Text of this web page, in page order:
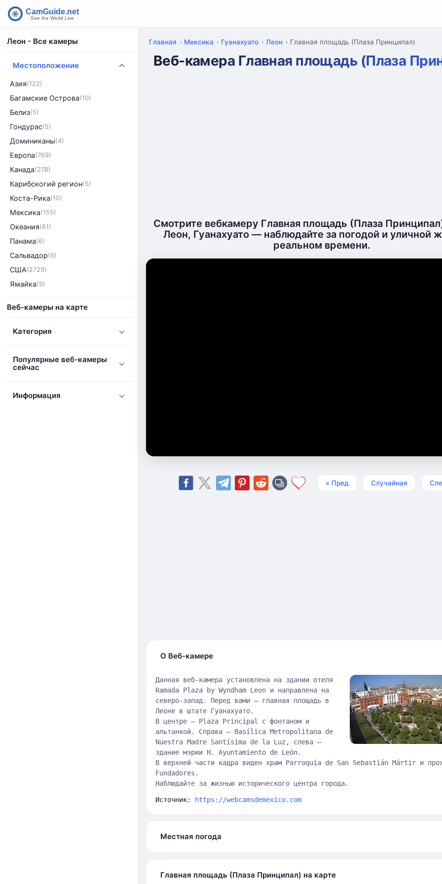
Леон - Все камеры
Местоположение
Азия(122)
Багамские Острова(10)
Белиз(5)
Гондурас(5)
Доминиканы(4)
Европа(769)
Канада(278)
Карибскогий регион(5)
Коста-Рика(10)
Мексика(155)
Океания(61)
Панама(6)
Сальвадор(6)
США(2729)
Ямайка(9)
Веб-камеры на карте
Категория
Популярные веб-камеры
сейчас
Информация
Главная Мексика Гуанахуато Леон Главная площадь (Плаза Принципал)
Веб-камера Главная площадь (Плаза
Смотрите вебкамеру Главная площадь (Плаза
Леон, Гуанахуато — наблюдайте за погодой и уличной
реальном времени.
« Пред Случайная
О Веб-камере
Данная веб-камера установлена на здании отеля
Ramada Plaza by Wyndham Leon и направлена на
северо-запад. Перед вами — главная площадь в
Леоне в штате Гуанахуато.
В центре — Plaza Principal с фонтаном и
альтанкой. Справа — Basílica Metropolitana de
Nuestra Madre Santísima de la Luz, слева —
здание мэрии H. Ayuntamiento de León.
В верхней части кадра виден храм Parroquia de San Sebastián Mártir и
Fundadores.
Наблюдайте за жизнью исторического центра города.
Источник: https://webcamsdemexico.com
Местная погода
Главная площадь (Плаза Принципал) на карте